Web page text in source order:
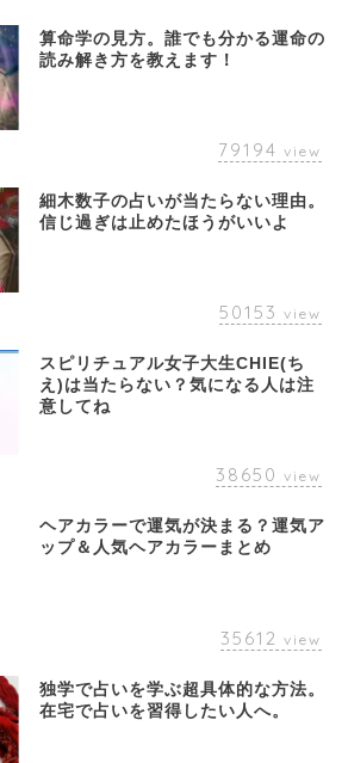
算命学の見方。誰でも分かる運命の
読み解き方を教えます！
79194 view
細木数子の占いが当たらない理由。
信じ過ぎは止めたほうがいいよ
50153 view
スピリチュアル女子大生CHIE(ち
え)は当たらない？気になる人は注
意してね
38650 view
ヘアカラーで運気が決まる？運気ア
ップ＆人気ヘアカラーまとめ
35612 view
独学で占いを学ぶ超具体的な方法。
在宅で占いを習得したい人へ。